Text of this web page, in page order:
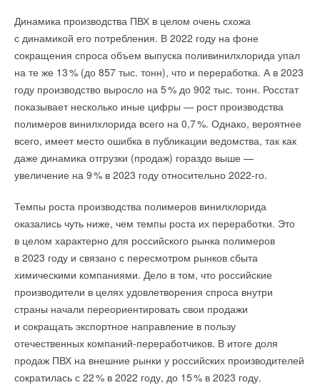
Динамика производства ПВХ в целом очень схожа
с динамикой его потребления. В 2022 году на фоне
сокращения спроса объем выпуска поливинилхлорида упал
на те же 13% (до 857 тыс. тонн), что и переработка. А в 2023
году производство выросло на 5% до 902 тыс. тонн. Росстат
показывает несколько иные цифры — рост производства
полимеров винилхлорида всего на 0,7%. Однако, вероятнее
всего, имеет место ошибка в публикации ведомства, так как
даже динамика отгрузки (продаж) гораздо выше —
увеличение на 9% в 2023 году относительно 2022-го.
Темпы роста производства полимеров винилхлорида
оказались чуть ниже, чем темпы роста их переработки. Это
в целом характерно для российского рынка полимеров
в 2023 году и связано с пересмотром рынков сбыта
химическими компаниями. Дело в том, что российские
производители в целях удовлетворения спроса внутри
страны начали переориентировать свои продажи
и сокращать экспортное направление в пользу
отечественных компаний-переработчиков. В итоге доля
продаж ПВХ на внешние рынки у российских производителей
сократилась с 22% в 2022 году, до 15% в 2023 году.
Уведомления отключены
Комментарии
В этой теме еще нет комментариев
Добавить комментарий
Ваше имя *
Ваш E-mail *
Текст комментария
США запретили использование иностранных
инверторов
НОВОСТИ СОК 31 ИЮЛЯ 2026
Уже через месяц в России можно будет устанавливать
солнечные панели в МКД
НОВОСТИ СОК 30 ИЮЛЯ 2026
ВИЭ обойдут уголь по выработке электроэнергии в
текущем году
период 2026-2030 гг.
НОВОСТИ СОК 24 ИЮЛЯ 2026
→
ветроэлектростанции
НОВОСТИ СОК 23 ИЮЛЯ 2026
→
35,5%
НОВОСТИ СОК 22 ИЮЛЯ 2026
→
Германия подключила более 1 ГВт морской
ветроэнергетики за полгода
НОВОСТИ СОК 22 ИЮЛЯ 2026
Уведомления отключены
Комментарии
Уведомления отключены
Комментарии
В этой теме еще нет комментариев
Добавить комментарий
Ваше имя *
Ваш E-mail *
Текст комментария